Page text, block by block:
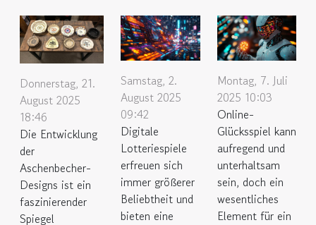
Donnerstag, 21.
August 2025
18:46
Die Entwicklung
der
Aschenbecher-
Designs ist ein
faszinierender
Spiegel
Samstag, 2.
August 2025
09:42
Digitale
Lotteriespiele
erfreuen sich
immer größerer
Beliebtheit und
bieten eine
Montag, 7. Juli
2025 10:03
Online-
Glücksspiel kann
aufregend und
unterhaltsam
sein, doch ein
wesentliches
Element für ein